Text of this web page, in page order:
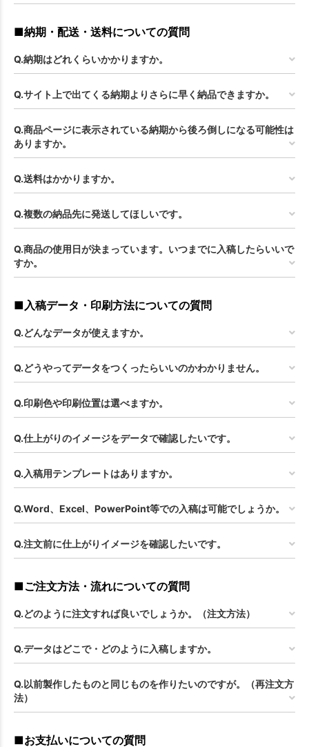
■納期・配送・送料についての質問
Q.納期はどれくらいかかりますか。
Q.サイト上で出てくる納期よりさらに早く納品できますか。
Q.商品ページに表示されている納期から後ろ倒しになる可能性は
ありますか。
Q.送料はかかりますか。
Q.複数の納品先に発送してほしいです。
Q.商品の使用日が決まっています。いつまでに入稿したらいいで
すか。
■入稿データ・印刷方法についての質問
Q.どんなデータが使えますか。
Q.どうやってデータをつくったらいいのかわかりません。
Q.印刷色や印刷位置は選べますか。
Q.仕上がりのイメージをデータで確認したいです。
Q.入稿用テンプレートはありますか。
Q.Word、Excel、PowerPoint等での入稿は可能でしょうか。
Q.注文前に仕上がりイメージを確認したいです。
■ご注文方法・流れについての質問
Q.どのように注文すれば良いでしょうか。（注文方法）
Q.データはどこで・どのように入稿しますか。
Q.以前製作したものと同じものを作りたいのですが。（再注文方
法）
■お支払いについての質問